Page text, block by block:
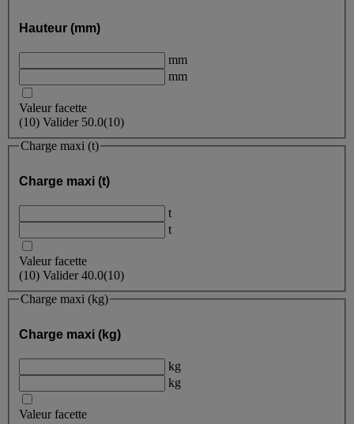
Hauteur (mm)
mm
mm
Valeur facette
(10) Valider 50.0(10)
Charge maxi (t)
Charge maxi (t)
t
t
Valeur facette
(10) Valider40.0(10)
Charge maxi (kg)
Charge maxi (kg)
kg
kg
Valeur facette